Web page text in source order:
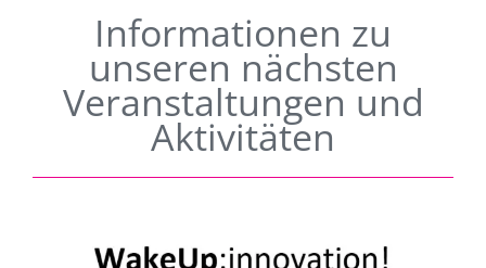
Informationen zu
unseren nächsten
Veranstaltungen und
Aktivitäten